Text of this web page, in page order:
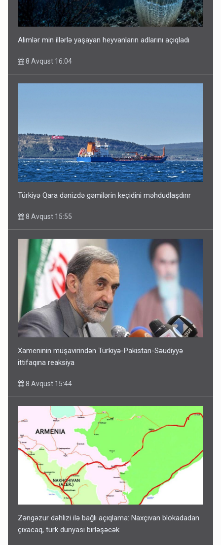
Alimlər min illərlə yaşayan heyvanların adlarını açıqladı
8 Avqust 16:04
Türkiyə Qara dənizdə gəmilərin keçidini məhdudlaşdırır
8 Avqust 15:55
Xameninin müşavirindən Türkiyə-Pakistan-Səudiyyə
ittifaqına reaksiya
8 Avqust 15:44
Zəngəzur dəhlizi ilə bağlı açıqlama: Naxçıvan blokadadan
çıxacaq, türk dünyası birləşəcək